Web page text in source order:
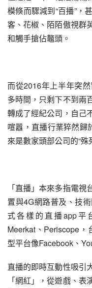
模倏而驟減到“百播”，
客、花椒、陌陌傲視群
和觸手搶佔鼇頭。
而從2016年上半年突
多時間，只剩下不到兩
轉成了經紀公司，自己
喧囂，直播行業猝然歸
來是數家頭部公司的“殊
「直播」本來多指電
置與4G網路普及、技
式各樣的直播app平
Meerkat、Periscope
型平台像Facebook、
直播的即時互動性吸引
「網紅」，從遊戲、